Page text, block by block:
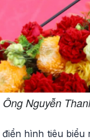
Ông Nguyễn
hình tiêu